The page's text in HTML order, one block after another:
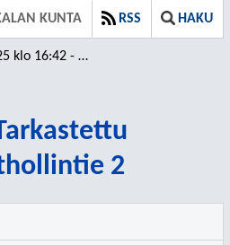
KUNTA RSS HAKU
17:16 ⁄ Tarkastettu
2